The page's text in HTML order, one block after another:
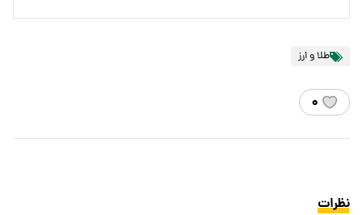
طلا و ارز
۰
نظرات